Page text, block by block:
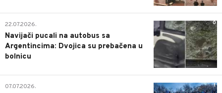
0
22.07.2026.
Navijači pucali na autobus sa
Argentincima: Dvojica su prebačena u
bolnicu
1
07.07.2026.